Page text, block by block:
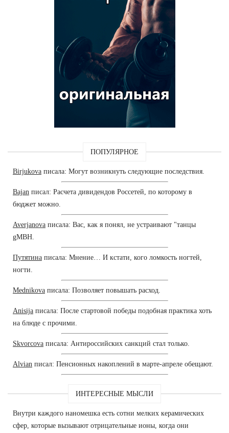
ПОПУЛЯРНОЕ
Birjukova писала: Могут возникнуть следующие последствия.
Bajan писал: Расчета дивидендов Россетей, по которому в
бюджет можно.
Averjanova писала: Вас, как я понял, не устраивают "танцы
gMBH.
Путятина писала: Мнение… И кстати, кого ломкость ногтей,
ногти.
Mednikova писала: Позволяет повышать расход.
Anisija писала: После стартовой победы подобная практика хоть
на блюде с прочими.
Skvorcova писала: Антироссийских санкций стал только.
Alvian писал: Пенсионных накоплений в марте-апреле обещают.
ИНТЕРЕСНЫЕ МЫСЛИ
Внутри каждого наномешка есть сотни мелких керамических
сфер, которые вызывают отрицательные ионы, когда они